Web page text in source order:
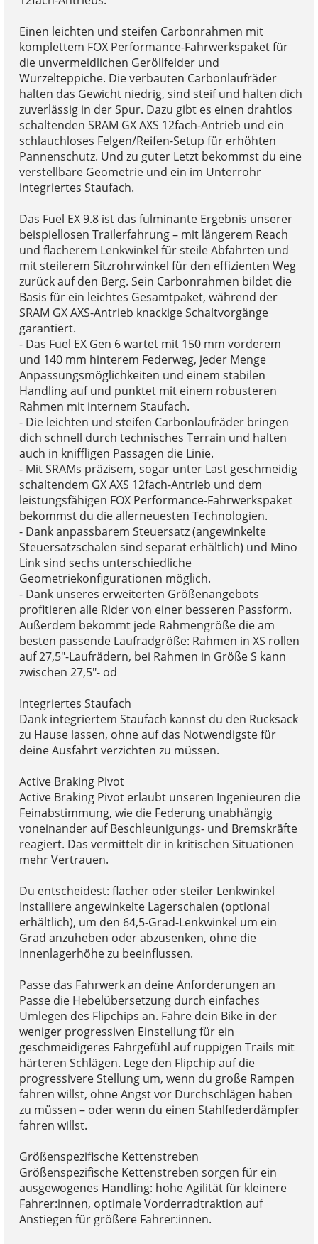
Einen leichten und steifen Carbonrahmen mit
komplettem FOX Performance-Fahrwerkspaket für
die unvermeidlichen Geröllfelder und
Wurzelteppiche. Die verbauten Carbonlaufräder
halten das Gewicht niedrig, sind steif und halten dich
zuverlässig in der Spur. Dazu gibt es einen drahtlos
schaltenden SRAM GX AXS 12fach-Antrieb und ein
schlauchloses Felgen/Reifen-Setup für erhöhten
Pannenschutz. Und zu guter Letzt bekommst du eine
verstellbare Geometrie und ein im Unterrohr
integriertes Staufach.
Das Fuel EX 9.8 ist das fulminante Ergebnis unserer
beispiellosen Trailerfahrung – mit längerem Reach
und flacherem Lenkwinkel für steile Abfahrten und
mit steilerem Sitzrohrwinkel für den effizienten Weg
zurück auf den Berg. Sein Carbonrahmen bildet die
Basis für ein leichtes Gesamtpaket, während der
SRAM GX AXS-Antrieb knackige Schaltvorgänge
garantiert.
- Das Fuel EX Gen 6 wartet mit 150 mm vorderem
und 140 mm hinterem Federweg, jeder Menge
Anpassungsmöglichkeiten und einem stabilen
Handling auf und punktet mit einem robusteren
Rahmen mit internem Staufach.
- Die leichten und steifen Carbonlaufräder bringen
dich schnell durch technisches Terrain und halten
auch in kniffligen Passagen die Linie.
- Mit SRAMs präzisem, sogar unter Last geschmeidig
schaltendem GX AXS 12fach-Antrieb und dem
leistungsfähigen FOX Performance-Fahrwerkspaket
bekommst du die allerneuesten Technologien.
- Dank anpassbarem Steuersatz (angewinkelte
Steuersatzschalen sind separat erhältlich) und Mino
Link sind sechs unterschiedliche
Geometriekonfigurationen möglich.
- Dank unseres erweiterten Größenangebots
profitieren alle Rider von einer besseren Passform.
Außerdem bekommt jede Rahmengröße die am
besten passende Laufradgröße: Rahmen in XS rollen
auf 27,5"-Laufrädern, bei Rahmen in Größe S kann
zwischen 27,5"- od
Integriertes Staufach
Dank integriertem Staufach kannst du den Rucksack
zu Hause lassen, ohne auf das Notwendigste für
deine Ausfahrt verzichten zu müssen.
Active Braking Pivot
Active Braking Pivot erlaubt unseren Ingenieuren die
Feinabstimmung, wie die Federung unabhängig
voneinander auf Beschleunigungs- und Bremskräfte
reagiert. Das vermittelt dir in kritischen Situationen
mehr Vertrauen.
Du entscheidest: flacher oder steiler Lenkwinkel
Installiere angewinkelte Lagerschalen (optional
erhältlich), um den 64,5-Grad-Lenkwinkel um ein
Grad anzuheben oder abzusenken, ohne die
Innenlagerhöhe zu beeinflussen.
Passe das Fahrwerk an deine Anforderungen an
Passe die Hebelübersetzung durch einfaches
Umlegen des Flipchips an. Fahre dein Bike in der
weniger progressiven Einstellung für ein
geschmeidigeres Fahrgefühl auf ruppigen Trails mit
härteren Schlägen. Lege den Flipchip auf die
progressivere Stellung um, wenn du große Rampen
fahren willst, ohne Angst vor Durchschlägen haben
zu müssen – oder wenn du einen Stahlfederdämpfer
fahren willst.
Größenspezifische Kettenstreben
Größenspezifische Kettenstreben sorgen für ein
ausgewogenes Handling: hohe Agilität für kleinere
Fahrer:innen, optimale Vorderradtraktion auf
Anstiegen für größere Fahrer:innen.